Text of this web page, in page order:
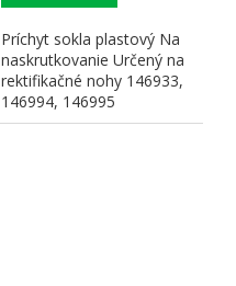
Príchyt sokla plastový Na
naskrutkovanie Určený na
rektifikačné nohy 146933,
146994, 146995